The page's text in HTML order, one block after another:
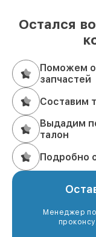
Остался
Поможем
запчастей
Составим
Выдадим
талон
Подробно
Менеджер